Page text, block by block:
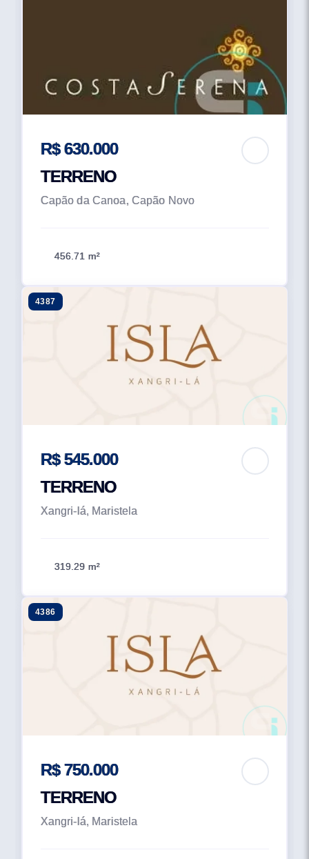
R$ 630.000
TERRENO
Capão da Canoa, Capão Novo
456.71 m²
4387
R$ 545.000
TERRENO
Xangri-lá, Maristela
319.29 m²
4386
R$ 750.000
TERRENO
Xangri-lá, Maristela